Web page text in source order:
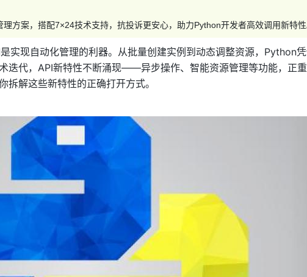
方案，搭配7×24技术支持，抗投诉更安心，助力Python开发者高效调用新特
实现自动化管理的利器。从批量创建实例到动态调整资源，Python
迭代，API新特性不断涌现——异步操作、智能资源管理等功能，正
解这些新特性的正确打开方式。